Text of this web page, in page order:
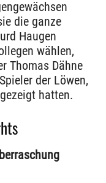
die ganze
Haugen
wählen,
Thomas Dähne
der Löwen,
hatten.